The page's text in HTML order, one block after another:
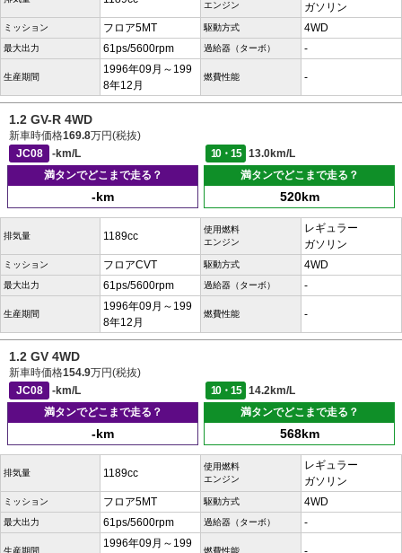
エンジン
ガソリン
ミッション フロア5MT 駆動方式 4WD
最大出力 61ps/5600rpm 過給器（ターボ） -
生産期間
1996年09月～199
8年12月
燃費性能 -
1.2 GV-R 4WD
新車時価格169.8万円(税抜)
JC08
-km/L 10・15
13.0km/L
満タンでどこまで走る？
-km
満タンでどこまで走る？
520km
排気量 1189cc
使用燃料
エンジン
レギュラー
ガソリン
ミッション フロアCVT 駆動方式 4WD
最大出力 61ps/5600rpm 過給器（ターボ） -
生産期間
1996年09月～199
8年12月
燃費性能 -
1.2 GV 4WD
新車時価格154.9万円(税抜)
JC08
-km/L 10・15
14.2km/L
満タンでどこまで走る？
-km
満タンでどこまで走る？
568km
排気量 1189cc
使用燃料
エンジン
レギュラー
ガソリン
ミッション フロア5MT 駆動方式 4WD
最大出力 61ps/5600rpm 過給器（ターボ） -
生産期間
1996年09月～199
燃費性能